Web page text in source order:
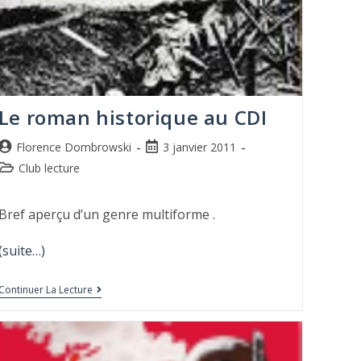
roman historique au CDI
Florence Dombrowski
3 janvier 2011
Club lecture
aperçu d’un genre multiforme .
La Lecture